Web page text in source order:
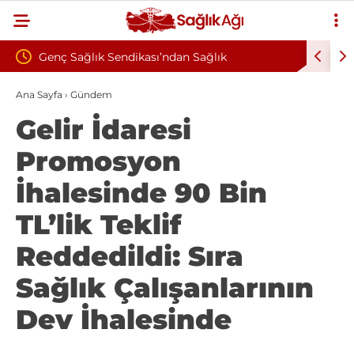
Sağlık
Tepki: “Korkuyla
İstiyoruz”
Çankırı Devlet Hastanesi’nde
Ana Sayfa › Gündem
Gelir İdaresi
Promosyon
İhalesinde 90 Bin
TL’lik Teklif
Reddedildi: Sıra
Sağlık Çalışanlarının
Dev İhalesinde